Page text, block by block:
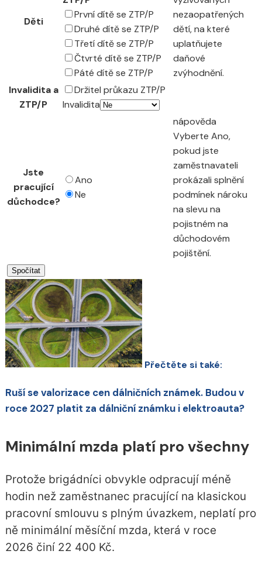
Děti
První dítě se ZTP/P
Druhé dítě se ZTP/P
Třetí dítě se ZTP/P
Čtvrté dítě se ZTP/P
Páté dítě se ZTP/P
nezaopatřených
dětí, na které
uplatňujete
daňové
zvýhodnění.
Invalidita a
ZTP/P
Držitel průkazu ZTP/P
Invalidita
Jste
pracující
důchodce?
Ano
Ne
nápověda
Vyberte Ano,
pokud jste
zaměstnavateli
prokázali splnění
podmínek nároku
na slevu na
pojistném na
důchodovém
pojištění.
Přečtěte si také:
Ruší se valorizace cen dálničních známek. Budou v
roce 2027 platit za dálniční známku i elektroauta?
Minimální mzda platí pro všechny
Protože brigádníci obvykle odpracují méně
hodin než zaměstnanec pracující na klasickou
pracovní smlouvu s plným úvazkem, neplatí pro
ně minimální měsíční mzda, která v roce
2026 činí 22 400 Kč.